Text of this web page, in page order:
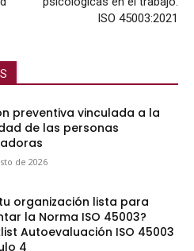
ISO 45003:2021
preventiva vinculada a la
de las personas
de 2026
organización lista para
la Norma ISO 45003?
Autoevaluación ISO 45003
4